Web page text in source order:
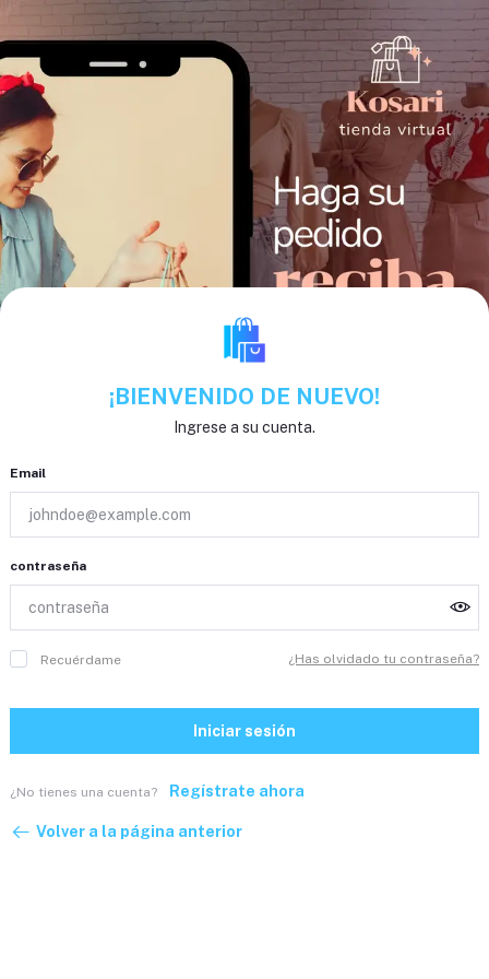
¡BIENVENIDO DE NUEVO!
Ingrese a su cuenta.
Email
contraseña
Recuérdame ¿Has olvidado tu contraseña?
Iniciar sesión
¿No tienes una cuenta? Regístrate ahora
Volver a la página anterior